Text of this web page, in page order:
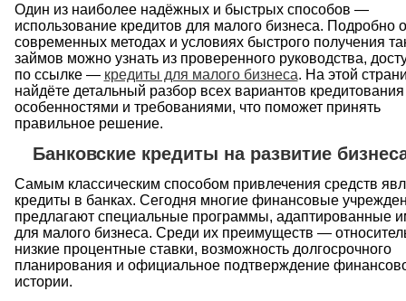
Один из наиболее надёжных и быстрых способов —
использование кредитов для малого бизнеса. Подробно о
современных методах и условиях быстрого получения
займов можно узнать из проверенного руководства,
по ссылке — кредиты для малого бизнеса. На этой
найдёте детальный разбор всех вариантов кредитования
особенностями и требованиями, что поможет принять
правильное решение.
Банковские кредиты на развитие
Самым классическим способом привлечения средств
кредиты в банках. Сегодня многие финансовые
предлагают специальные программы, адаптированные
для малого бизнеса. Среди их преимуществ —
низкие процентные ставки, возможность долгосрочного
планирования и официальное подтверждение
истории.